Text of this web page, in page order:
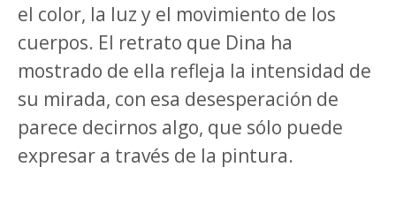
el color, la luz y el movimiento de los
cuerpos. El retrato que Dina ha
mostrado de ella refleja la intensidad de
su mirada, con esa desesperación de
parece decirnos algo, que sólo puede
expresar a través de la pintura.